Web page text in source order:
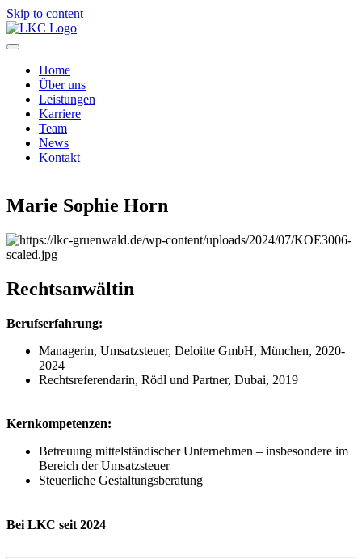
Skip to content
Home
Über uns
Leistungen
Karriere
Team
News
Kontakt
Marie Sophie Horn
Rechtsanwältin
Berufserfahrung:
Managerin, Umsatzsteuer, Deloitte GmbH, München, 2020-
2024
Rechtsreferendarin, Rödl und Partner, Dubai, 2019
Kernkompetenzen:
Betreuung mittelständischer Unternehmen – insbesondere im
Bereich der Umsatzsteuer
Steuerliche Gestaltungsberatung
Bei LKC seit 2024